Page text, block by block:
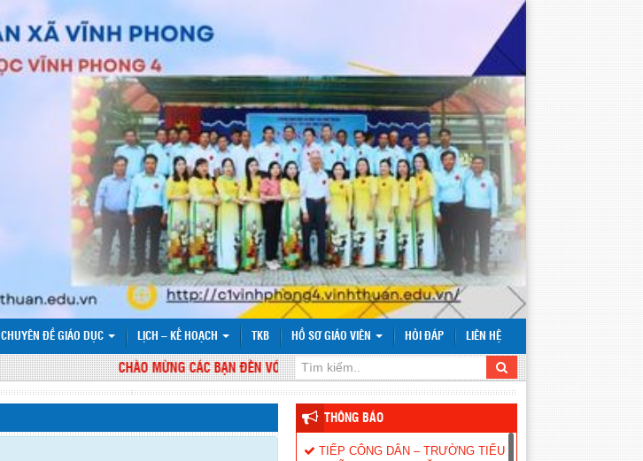
CHUYÊN ĐỀ GIÁO DỤC LỊCH – KẾ HOẠCH TKB HỒ SƠ GIÁO VIÊN HỎI ĐÁP LIÊN HỆ
CHÀO MỪNG CÁC BẠN ĐẾN VỚI WEBSITE TRƯỜNG TIỂU HỌC VĨNH PHONG 4
THÔNG BÁO
TIẾP CÔNG DÂN – TRƯỜNG TIỂU